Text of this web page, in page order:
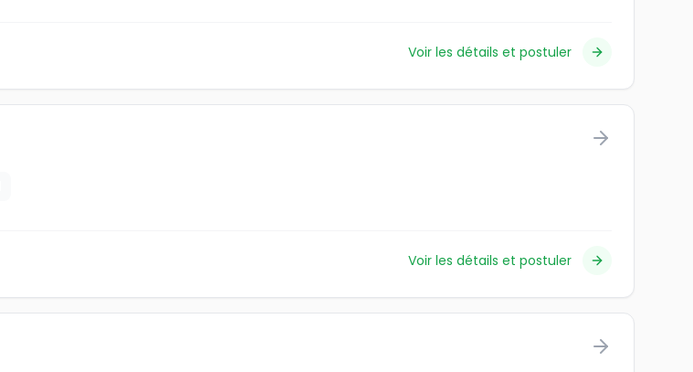
Voir les détails et postuler
Voir les détails et postuler